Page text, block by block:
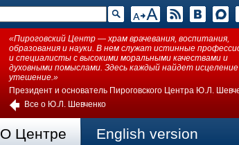
«Пироговский Центр — храм врачевания, воспитания,
образования и науки. В нем служат истинные
и специалисты с высокими моральными качествами и
духовными помыслами. Здесь каждый найдет
утешение.»
Президент и основатель Пироговского Центра Ю.Л.
Все о Ю.Л. Шевченко
О Центре English version